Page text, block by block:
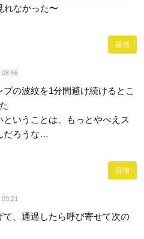
れなかった〜
返信
08:56
の波紋を1分間避け続けるとこ
いうことは、もっとやべえス
だろうな…
返信
、通過したら呼び寄せて次の